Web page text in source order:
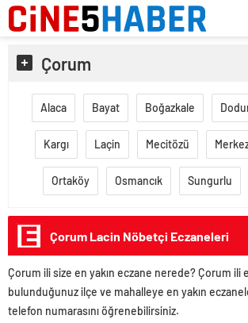
Çorum
Alaca Bayat Boğazkale
Kargı Laçin Mecitözü
Ortaköy Osmancık Sungurlu
Çorum Lacin Nöbetçi Eczaneleri
Çorum ili size en yakın eczane nerede? Çorum ili
bulunduğunuz ilçe ve mahalleye en yakın
telefon numarasını öğrenebilirsiniz.